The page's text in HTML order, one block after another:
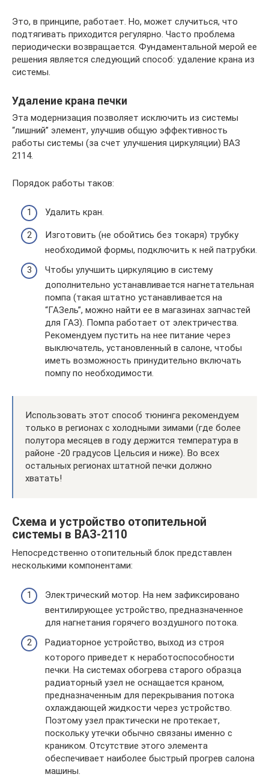
Это, в принципе, работает. Но, может случиться, что
подтягивать приходится регулярно. Часто проблема
периодически возвращается. Фундаментальной мерой ее
решения является следующий способ: удаление крана из
системы.
Удаление крана печки
Эта модернизация позволяет исключить из системы
“лишний” элемент, улучшив общую эффективность
работы системы (за счет улучшения циркуляции) ВАЗ
2114.
Порядок работы таков:
Удалить кран.
Изготовить (не обойтись без токаря) трубку
необходимой формы, подключить к ней патрубки.
Чтобы улучшить циркуляцию в систему
дополнительно устанавливается нагнетательная
помпа (такая штатно устанавливается на
“ГАЗель”, можно найти ее в магазинах запчастей
для ГАЗ). Помпа работает от электричества.
Рекомендуем пустить на нее питание через
выключатель, установленный в салоне, чтобы
иметь возможность принудительно включать
помпу по необходимости.
Использовать этот способ тюнинга рекомендуем
только в регионах с холодными зимами (где более
полутора месяцев в году держится температура в
районе -20 градусов Цельсия и ниже). Во всех
остальных регионах штатной печки должно
хватать!
Схема и устройство отопительной
системы в ВАЗ-2110
Непосредственно отопительный блок представлен
несколькими компонентами:
Электрический мотор. На нем зафиксировано
вентилирующее устройство, предназначенное
для нагнетания горячего воздушного потока.
Радиаторное устройство, выход из строя
которого приведет к неработоспособности
печки. На системах обогрева старого образца
радиаторный узел не оснащается краном,
предназначенным для перекрывания потока
охлаждающей жидкости через устройство.
Поэтому узел практически не протекает,
поскольку утечки обычно связаны именно с
краником. Отсутствие этого элемента
обеспечивает наиболее быстрый прогрев салона
машины.